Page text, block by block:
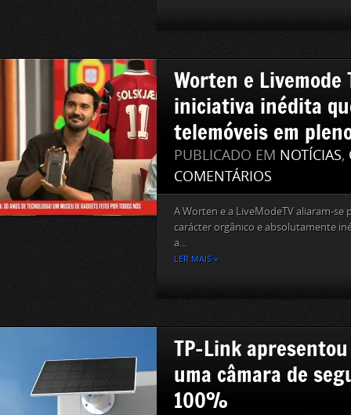
Worten e Livemode
iniciativa inédita
telemóveis em
PUBLICADO EM NOTÍCIAS,
COMENTÁRIOS
A Worten e a LiveModeTV aliaram-se
carácter orgânico e absolutamente
a...
LER MAIS »
TP-Link
uma câmara de
100%